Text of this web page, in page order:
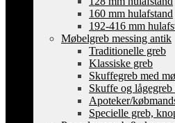
160 mm hulafstand
192-416 mm
Møbelgreb messing antik
Traditionelle greb
Klassiske greb
Skuffegreb med
Skuffe og lågegreb
Apoteker/
Specielle greb,